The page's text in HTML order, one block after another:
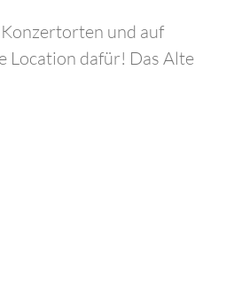
und auf
Location dafür! Das Alte